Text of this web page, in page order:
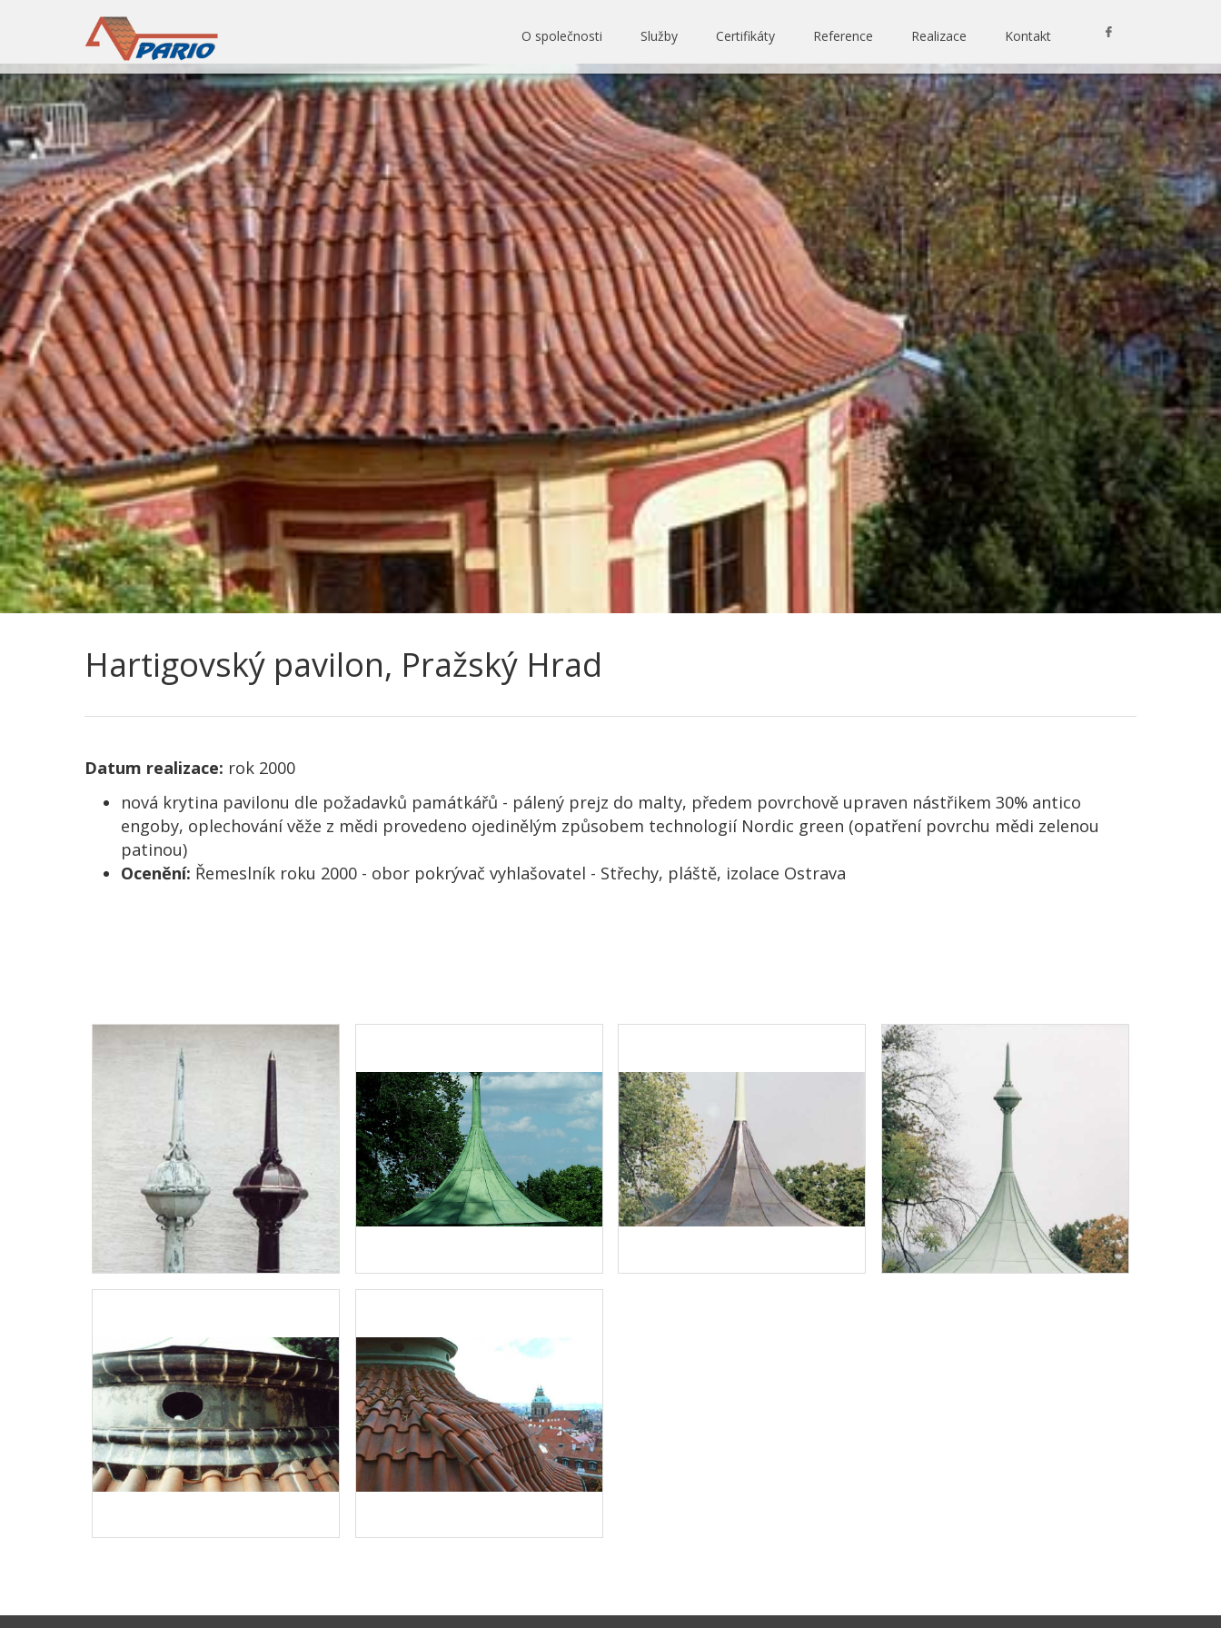
O společnosti Služby Certifikáty Reference Realizace Kontakt
Hartigovský pavilon, Pražský Hrad
Datum realizace: rok 2000
nová krytina pavilonu dle požadavků památkářů - pálený prejz do malty, předem povrchově upraven nástřikem 30% antico
engoby, oplechování věže z mědi provedeno ojedinělým způsobem technologií Nordic green (opatření povrchu mědi zelenou
patinou)
Ocenění: Řemeslník roku 2000 - obor pokrývač vyhlašovatel - Střechy, pláště, izolace Ostrava